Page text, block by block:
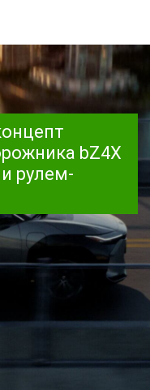
bZ4X
рулем-